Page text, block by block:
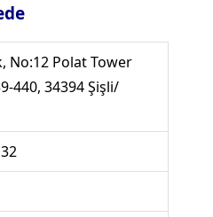
No:12 Polat Tower
440, 34394 Şişli/